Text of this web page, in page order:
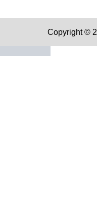
Copyright ©